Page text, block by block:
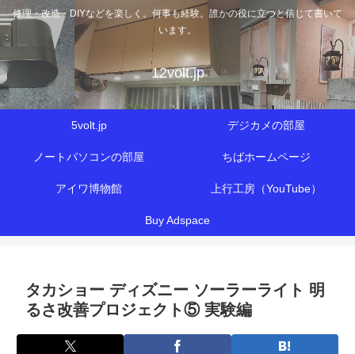
修理・改造・DIYなどを楽しく。何事も経験。誰かの役に立つと信じて書いて
います。
12volt.jp
5volt.jp デジカメの部屋
ノートパソコンの部屋 ちばホームページ
アイワ博物館 上行工房（YouTube）
Buy Adspace
タカショー ディズニー ソーラーライト 明
るさ改善プロジェクト⑤ 実験編